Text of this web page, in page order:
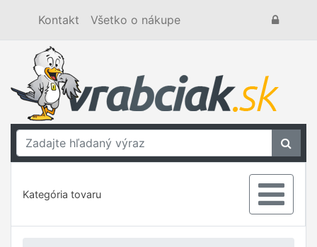
Kontakt Všetko o nákupe
Kategória tovaru